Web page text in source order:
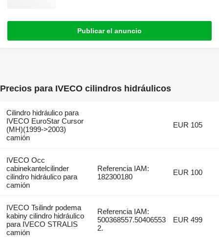
Publicar el anuncio
Precios para IVECO cilindros hidráulicos
Cilindro hidráulico para
IVECO EuroStar Cursor
(MH)(1999->2003)
camión
EUR 105
IVECO Occ
cabinekantelcilinder
cilindro hidráulico para
camión
Referencia IAM:
182300180
EUR 100
IVECO Tsilindr podema
kabiny cilindro hidráulico
para IVECO STRALIS
camión
Referencia IAM:
500368557.50406553
2.
EUR 499